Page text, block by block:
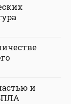
и